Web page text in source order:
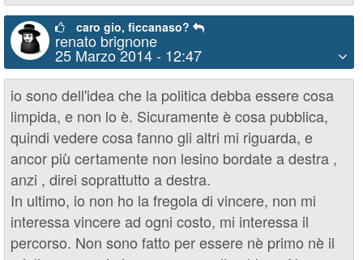
caro gio, ficcanaso?
renato brignone
25 Marzo 2014 - 12:47
io sono dell'idea che la politica debba essere cosa
limpida, e non lo è. Sicuramente è cosa pubblica,
quindi vedere cosa fanno gli altri mi riguarda, e
ancor più certamente non lesino bordate a destra ,
anzi , direi soprattutto a destra.
In ultimo, io non ho la fregola di vincere, non mi
interessa vincere ad ogni costo, mi interessa il
percorso. Non sono fatto per essere nè primo nè il